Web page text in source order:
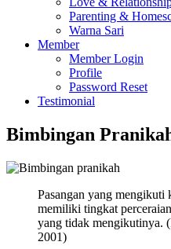
Parenting &
Warna Sari
Member
Member Login
Profile
Password Reset
Testimonial
Bimbingan
Pasangan yang mengikuti
memiliki tingkat
yang tidak mengikutinya.
2001)